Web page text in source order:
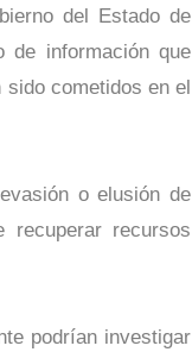
del Estado de
de información que
cometidos en el
o elusión de
recursos
podrían investigar